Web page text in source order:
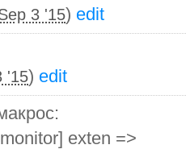
3 '15) edit
'15) edit
exten =>